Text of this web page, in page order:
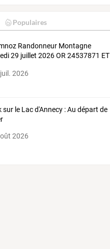
Populaires
Randonneur Montagne
29 juillet 2026OR24537871 ET
2026
sur le Lac d'Annecy : Au départ de
2026